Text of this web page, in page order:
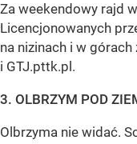
Za weekendowy rajd
Licencjonowanych
na nizinach i w górach
i GTJ.pttk.pl.
3. OLBRZYM POD
Olbrzyma nie widać.